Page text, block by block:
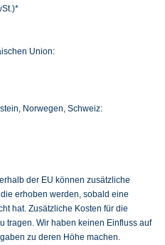
Union:
Norwegen, Schweiz:
der EU können zusätzliche
erhoben werden, sobald eine
hat. Zusätzliche Kosten für die
tragen. Wir haben keinen Einfluss auf
zu deren Höhe machen.